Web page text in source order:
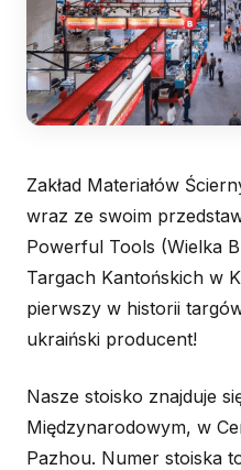
Zakład Materiałów
wraz ze swoim
Powerful Tools (Wielka
Targach Kantońskich w
pierwszy w historii
ukraiński producent!
Nasze stoisko znajduje
Międzynarodowym, w
Pazhou. Numer stoiska